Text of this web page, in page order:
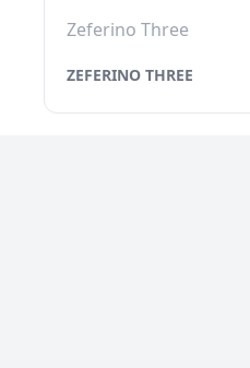
Zeferino Three
ZEFERINO THREE